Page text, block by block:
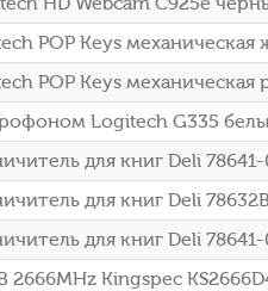
POP Keys
POP Keys
Logitech G335
для книг Deli
для книг Deli
для книг Deli
2666MHz Kingspec